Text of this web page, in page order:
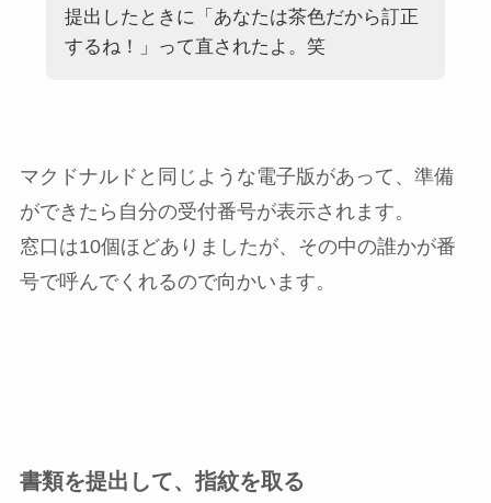
提出したときに「あなたは茶色だから訂正
するね！」って直されたよ。笑
マクドナルドと同じような電子版があって、準備
ができたら自分の受付番号が表示されます。
窓口は10個ほどありましたが、その中の誰かが番
号で呼んでくれるので向かいます。
書類を提出して、指紋を取る